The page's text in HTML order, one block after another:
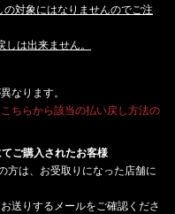
対象にはなりませんのでご注
は出来ません。
なります。
こちらから該当の払い戻し方法の
てご購入されたお客様
方は、お受取りになった店舗に
送りするメールをご確認くださ